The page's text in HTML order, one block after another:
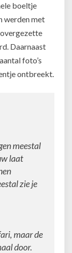
boeltje
werden met
overgezette
Daarnaast
foto’s
ontbreekt.
meestal
laat
zie je
maar de
door.